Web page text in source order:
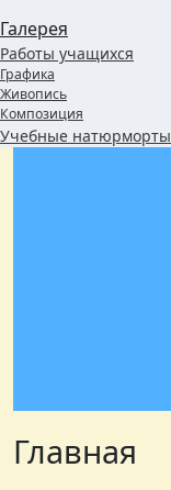
Галерея
Работы учащихся
Графика
Живопись
Композиция
Учебные натюрморты
Главная